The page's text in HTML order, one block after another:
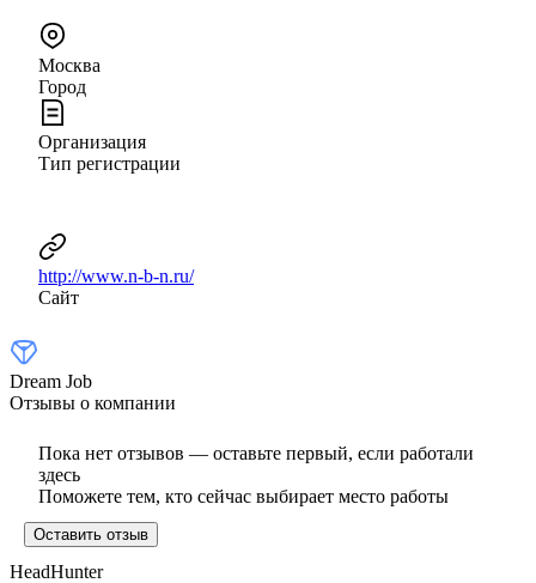
Москва
Город
Организация
Тип регистрации
http://www.n-b-n.ru/
Сайт
Dream Job
Отзывы о компании
Пока нет отзывов — оставьте первый, если работали
здесь
Поможете тем, кто сейчас выбирает место работы
Оставить отзыв
HeadHunter